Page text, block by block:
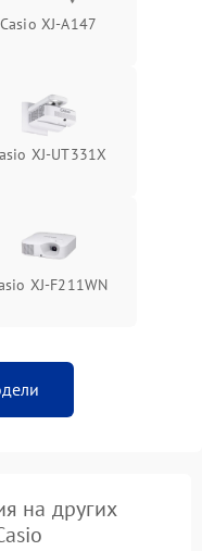
Casio XJ-A147
XJ-UT331X
XJ-F211WN
на других